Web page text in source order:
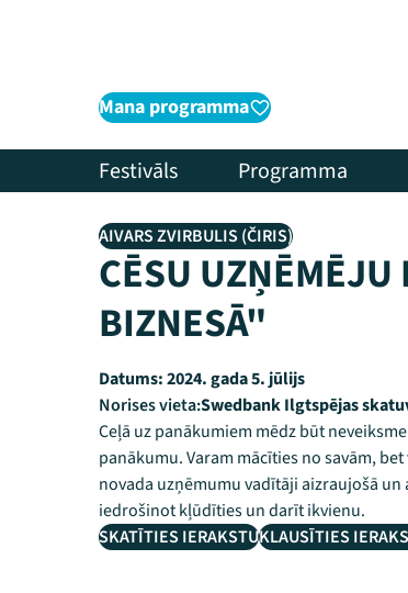
Mana programma
Festivāls Programma
AIVARS ZVIRBULIS (ČIRIS)
CĒSU
BIZNESĀ"
Datums:2024. gada 5. jūlijs
Norises vieta:Swedbank Ilgtspējas
Ceļā uz panākumiem mēdz būt
panākumu. Varam mācīties no savām,
novada uzņēmumu vadītāji aizraujošā
iedrošinot kļūdīties un darīt ikvienu.
SKATĪTIES IERAKSTUKLAUSĪTIES